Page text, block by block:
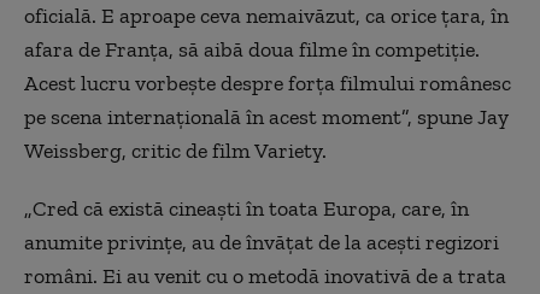
oficială. E aproape ceva nemaivăzut, ca orice țara, în
afara de Franța, să aibă doua filme în competiție.
Acest lucru vorbește despre forța filmului românesc
pe scena internațională în acest moment”, spune Jay
Weissberg, critic de film Variety.
„Cred că există cineaști în toata Europa, care, în
anumite privințe, au de învățat de la acești regizori
români. Ei au venit cu o metodă inovativă de a trata